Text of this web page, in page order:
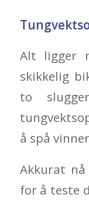
Alt ligger
skikkelig
to
å spå
Akkurat
for å teste